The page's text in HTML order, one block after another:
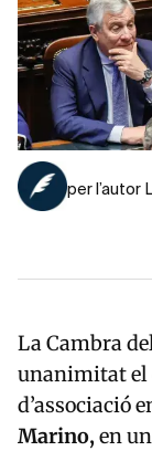
per l’autor
LaCambra
unanimitat el
d’associació
Marino, en